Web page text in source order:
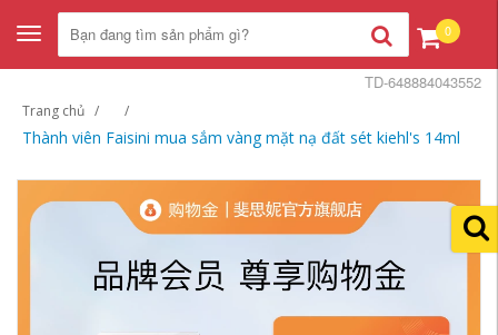
Toggle
navigation
0
Trang chủ
Thành viên Faisini mua sắm vàng mặt nạ đất sét kiehl's 14ml
TD-648884043552